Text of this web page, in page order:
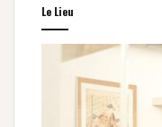
Le Lieu